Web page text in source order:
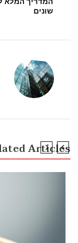
שונים
Articles